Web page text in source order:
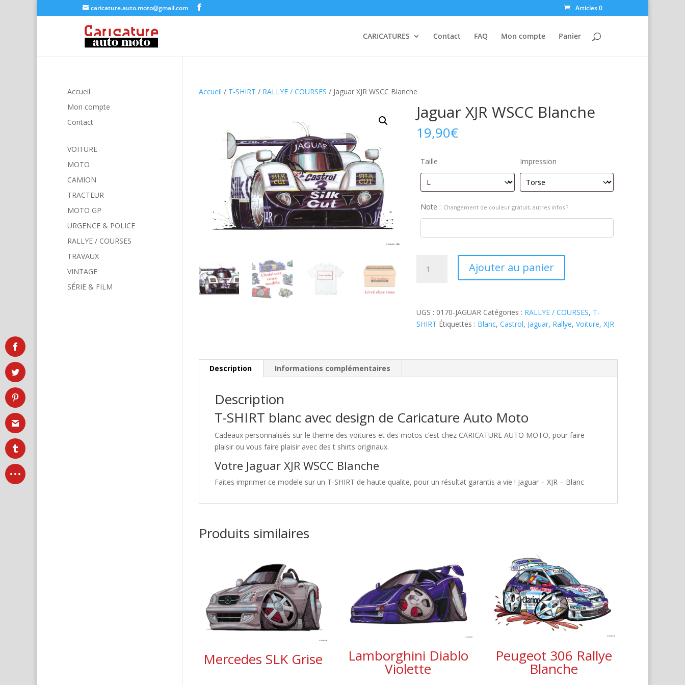
caricature.auto.moto@gmail.com Articles 0
CARICATURES Contact FAQ Mon compte Panier
Accueil / T-SHIRT / RALLYE / COURSES / Jaguar XJR WSCC Blanche
Jaguar XJR WSCC Blanche
19,90€
Taille Impression
Note : Changement de couleur gratuit, autres infos ?
Blanche
Ajouter au panier
UGS : 0170-JAGUAR Catégories : RALLYE / COURSES, T-
SHIRT Étiquettes : Blanc,Castrol, Jaguar, Rallye,Voiture,XJR
Description Informations complémentaires
Description
T-SHIRT blanc avec design de Caricature Auto Moto
Cadeaux personnalisés sur le theme des voitures et des motos c’est chez CARICATURE AUTO MOTO, pour faire
plaisir ou vous faire plaisir avec des t shirts originaux.
Votre Jaguar XJR WSCC Blanche
Faites imprimer ce modele sur un T-SHIRT de haute qualite, pour un résultat garantis a vie ! Jaguar – XJR – Blanc
Produits similaires
Mercedes SLK Grise Lamborghini Diablo
Violette
Peugeot 306 Rallye
Blanche
Accueil
Mon compte
Contact
VOITURE
MOTO
CAMION
TRACTEUR
MOTO GP
URGENCE & POLICE
RALLYE / COURSES
TRAVAUX
VINTAGE
SÉRIE & FILM